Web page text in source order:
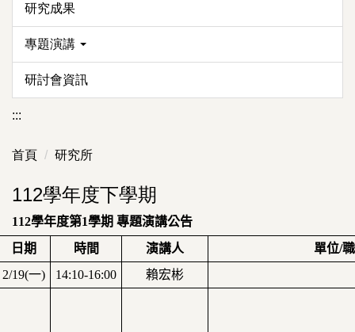
研究成果
專題演講
研討會資訊
:::
首頁 研究所
112學年度下學期
112學年度第1學期 專題演講公告
日期
時間 演講人 單位/
2/19(一) 14:10-16:00 賴宏彬